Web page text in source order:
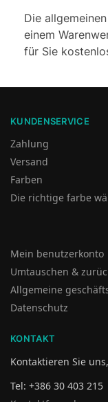
Die
einem
für Sie
KUNDENSERVICE
Zahlung
Versand
Farben
Die richtige farbe
Mein benutzerkonto
Umtauschen &
Allgemeine
Datenschutz
KONTAKT
Kontaktieren Sie
Tel: +386 30 403 215